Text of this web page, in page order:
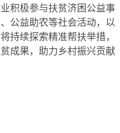
积极参与扶贫济困公益事
公益助农等社会活动，以
持续探索精准帮扶举措，
成果，助力乡村振兴贡献